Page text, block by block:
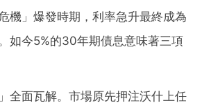
機」爆發時期，利率急升最終成為
如今5%的30年期債息意味著三項
全面瓦解。市場原先押注沃什上任